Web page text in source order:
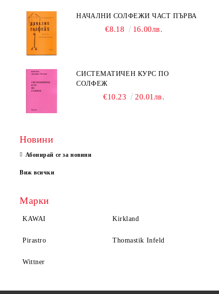
НАЧАЛНИ СОЛФЕЖИ ЧАСТ ПЪРВА
€8.18 16.00лв.
СИСТЕМАТИЧЕН КУРС ПО
СОЛФЕЖ
€10.23 20.01лв.
Новини
Абонирай се за новини
Виж всички
Марки
KAWAI Kirkland
Pirastro Thomastik Infeld
Wittner